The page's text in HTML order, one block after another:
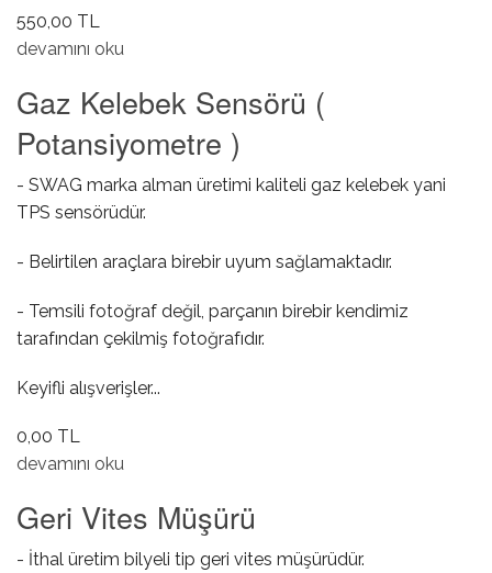
550,00 TL
Gaz Kelebek Sensörü ( Potansiyometre ) hakkında
devamını oku
Gaz Kelebek Sensörü (
Potansiyometre )
- SWAG marka alman üretimi kaliteli gaz kelebek yani
TPS sensörüdür.
- Belirtilen araçlara birebir uyum sağlamaktadır.
- Temsili fotoğraf değil, parçanın birebir kendimiz
tarafından çekilmiş fotoğrafıdır.
Keyifli alışverişler...
0,00 TL
Gaz Kelebek Sensörü ( Potansiyometre ) hakkında
devamını oku
Geri Vites Müşürü
- İthal üretim bilyeli tip geri vites müşürüdür.